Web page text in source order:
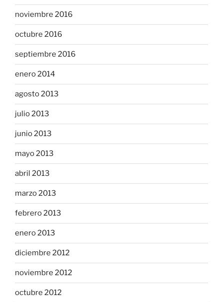
noviembre 2016
octubre 2016
septiembre 2016
enero 2014
agosto 2013
julio 2013
junio 2013
mayo 2013
abril 2013
marzo 2013
febrero 2013
enero 2013
diciembre 2012
noviembre 2012
octubre 2012